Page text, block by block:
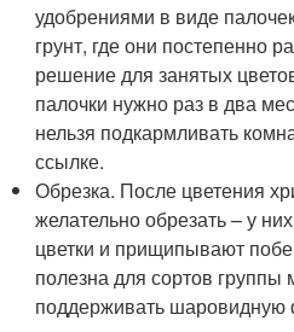
удобрениями в виде
грунт, где они постепенно
решение для занятых
палочки нужно раз в два
нельзя подкармливать
ссылке.
Обрезка. После цветения
желательно обрезать – у
цветки и прищипывают
полезна для сортов
поддерживать шаровидную